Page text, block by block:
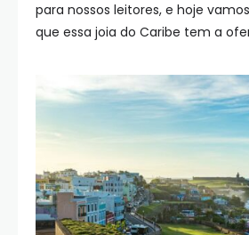
para nossos leitores, e hoje
que essa joia do Caribe tem a